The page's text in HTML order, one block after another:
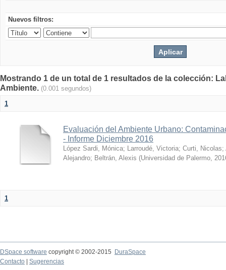
Nuevos filtros:
Mostrando 1 de un total de 1 resultados de la colección:
Ambiente. (0.001 segundos)
1
Evaluación del Ambiente Urbano:
- Informe Diciembre 2016
López Sardi, Mónica; Larroudé, Victoria; Curti, Nicolas;
Alejandro; Beltrán, Alexis (Universidad de Palermo,
1
DSpace software copyright © 2002-2015
DuraSpace
Contacto
Sugerencias